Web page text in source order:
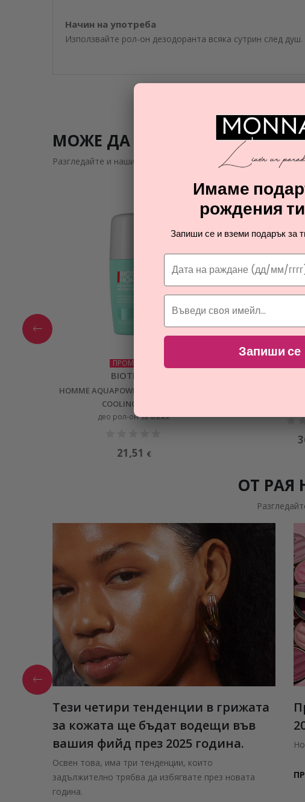
Начин на употреба
Използвайте рол-он дезодоранта всяка сутрин след
МОЖЕ ДА ВИ ЗАИНТРИГУВА
Разгледайте и нашите подобни предложения
ПРОМОЦИЯ
BIOTHERM
HOMME AQUAPOWER DEO ROLL-ON ICE
COOLING EFFECT
део рол-он за мъже
21,51 €
ОТ РАЯ
Тези четири тенденции в грижата
за кожата ще бъдат водещи във
вашия фийд през 2025 година.
Освен това, има три тенденции, които
задължително трябва да избягвате през новата
година.
Имаме
рождения
Запиши се и вземи подарък за
Запиши се